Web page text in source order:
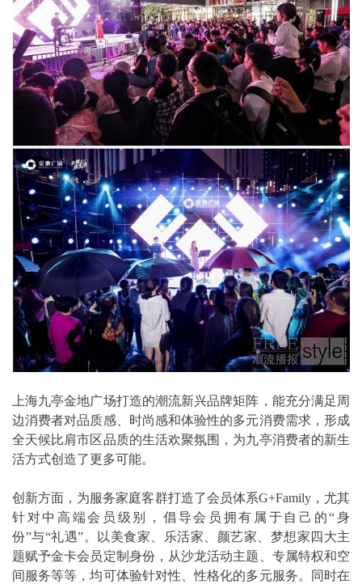
上海九亭金地广场打造的潮流新兴品牌矩阵，能充分满足周
边消费者对品质感、时尚感和体验性的多元消费需求，形成
全天候比肩市区品质的生活欢聚氛围，为九亭消费者的新生
活方式创造了更多可能。
创新方面，为服务家庭客群打造了会员体系G+Family，尤其
针对中高端会员级别，倡导会员拥有属于自己的“身
份”与“礼遇”。以美食家、乐活家、颜艺家、梦想家四大主
题赋予金卡会员定制身份，从沙龙活动主题、专属特权和空
间服务等等，均可体验针对性、性格化的多元服务。同时在